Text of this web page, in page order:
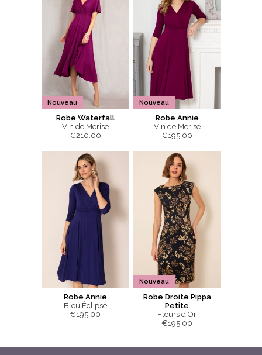
Nouveau
Robe Waterfall
Vin de Merise
€210.00
Nouveau
Robe Annie
Vin de Merise
€195.00
Robe Annie
Bleu Éclipse
€195.00
Nouveau
Robe Droite Pippa
Petite
Fleurs d’Or
€195.00